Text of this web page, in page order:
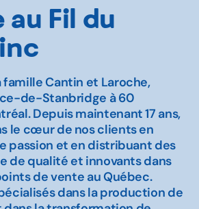
au Fil du
famille Cantin et Laroche,
de-Stanbridge à 60
Depuis maintenant 17 ans,
le cœur de nos clients en
passion et en distribuant des
de qualité et innovants dans
de vente au Québec.
dans la production de